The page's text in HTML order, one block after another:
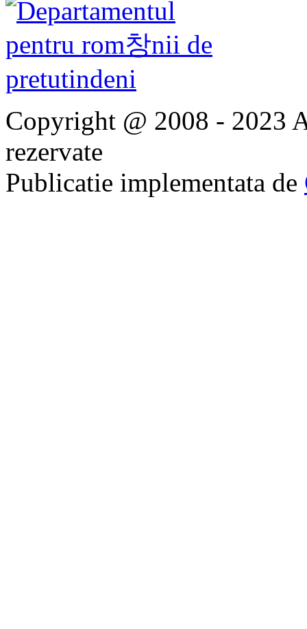
Copyright @ 2008 - 2023
rezervate
Publicatie implementata de